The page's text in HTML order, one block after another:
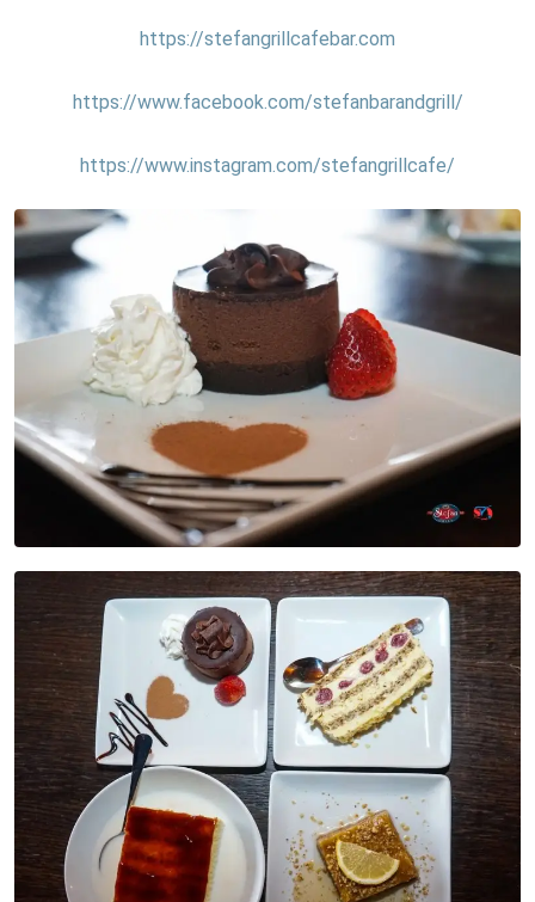
https://stefangrillcafebar.com
https://www.facebook.com/stefanbarandgrill/
https://www.instagram.com/stefangrillcafe/